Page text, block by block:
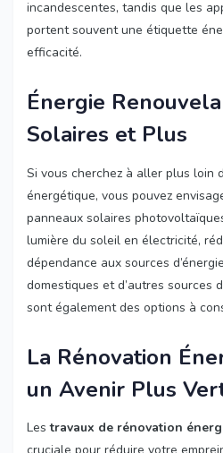
incandescentes, tandis que les
portent souvent une étiquette
efficacité.
Énergie
Solaires et Plus
Si vous cherchez à aller plus loin
énergétique, vous pouvez
panneaux solaires
lumière du soleil en électricité,
dépendance aux sources
domestiques et d’autres sources
sont également des options à
La Rénovation
un Avenir Plus
Lestravaux de rénovation